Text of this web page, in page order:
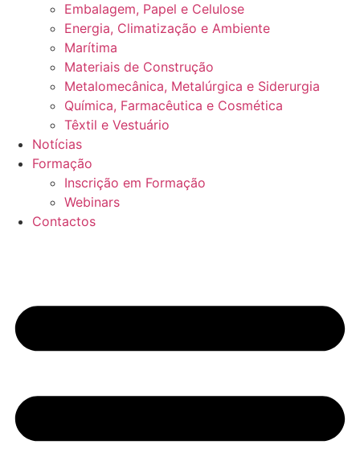
Embalagem, Papel e Celulose
Energia, Climatização e Ambiente
Marítima
Materiais de Construção
Metalomecânica, Metalúrgica e Siderurgia
Química, Farmacêutica e Cosmética
Têxtil e Vestuário
Notícias
Formação
Inscrição em Formação
Webinars
Contactos